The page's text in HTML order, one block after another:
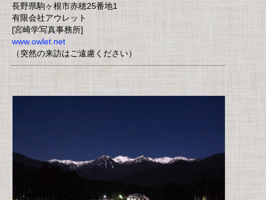
長野県駒ヶ根市赤穂25番地1
有限会社アウレット
[宮崎学写真事務所]
www.owlet.net
（突然の来訪はご遠慮ください）